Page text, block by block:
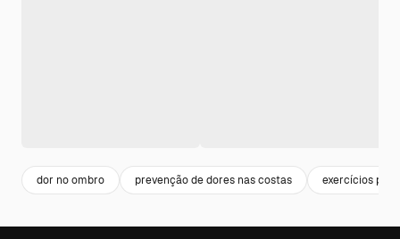
dor no ombro prevenção de dores nas costas exercícios